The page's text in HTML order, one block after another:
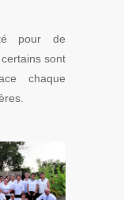
pour de
sont
chaque